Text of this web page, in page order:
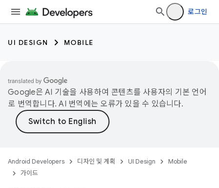
로그인
UI DESIGN MOBILE
Google은 AI 기술을 사용하여 콘텐츠를 사용자의 기본 언어
로 번역합니다. AI 번역에는 오류가 있을 수 있습니다.
Android Developers 디자인 및 계획 UI Design
Mobile
가이드